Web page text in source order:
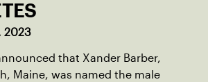
2023
that Xander Barber,
Maine, was named the male